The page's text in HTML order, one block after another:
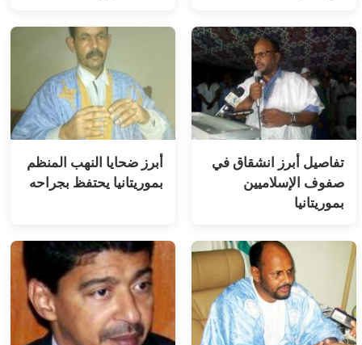
تفاصيل أبرز انشقاق في
صفوف الإسلاميين
بموريتانيا
أبرز ضحايا النهب المنظم
بموريتانيا يحتفظ بجراحه